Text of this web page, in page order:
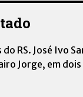
RS. José Ivo
Jorge, em dois